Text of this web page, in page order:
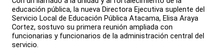
educación pública, la nueva Directora Ejecutiva suplente del
Servicio Local de Educación Pública Atacama, Elisa Araya
Cortez, sostuvo su primera reunión ampliada con
funcionarias y funcionarios de la administración central del
servicio.